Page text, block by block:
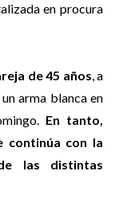
en procura
de 45 años, a
arma blanca en
En tanto,
continúa con la
las distintas